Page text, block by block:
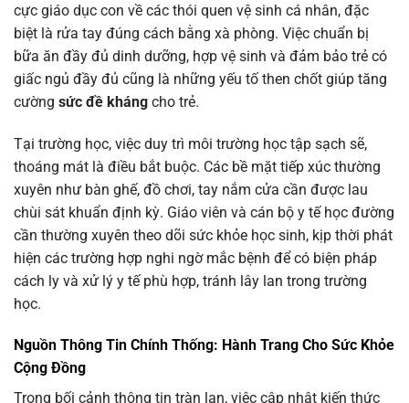
cực giáo dục con về các thói quen vệ sinh cá nhân, đặc
biệt là rửa tay đúng cách bằng xà phòng. Việc chuẩn bị
bữa ăn đầy đủ dinh dưỡng, hợp vệ sinh và đảm bảo trẻ có
giấc ngủ đầy đủ cũng là những yếu tố then chốt giúp tăng
cường sức đề kháng cho trẻ.
Tại trường học, việc duy trì môi trường học tập sạch sẽ,
thoáng mát là điều bắt buộc. Các bề mặt tiếp xúc thường
xuyên như bàn ghế, đồ chơi, tay nắm cửa cần được lau
chùi sát khuẩn định kỳ. Giáo viên và cán bộ y tế học đường
cần thường xuyên theo dõi sức khỏe học sinh, kịp thời phát
hiện các trường hợp nghi ngờ mắc bệnh để có biện pháp
cách ly và xử lý y tế phù hợp, tránh lây lan trong trường
học.
Nguồn Thông Tin Chính Thống: Hành Trang Cho Sức Khỏe
Cộng Đồng
Trong bối cảnh thông tin tràn lan, việc cập nhật kiến thức